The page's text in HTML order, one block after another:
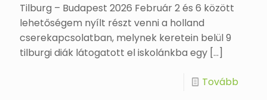
Tilburg – Budapest 2026 Február 2 és 6 között
lehetőségem nyílt részt venni a holland
cserekapcsolatban, melynek keretein belül 9
tilburgi diák látogatott el iskolánkba egy […]
Tovább